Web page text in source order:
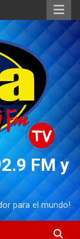
FM y
para el mundo!